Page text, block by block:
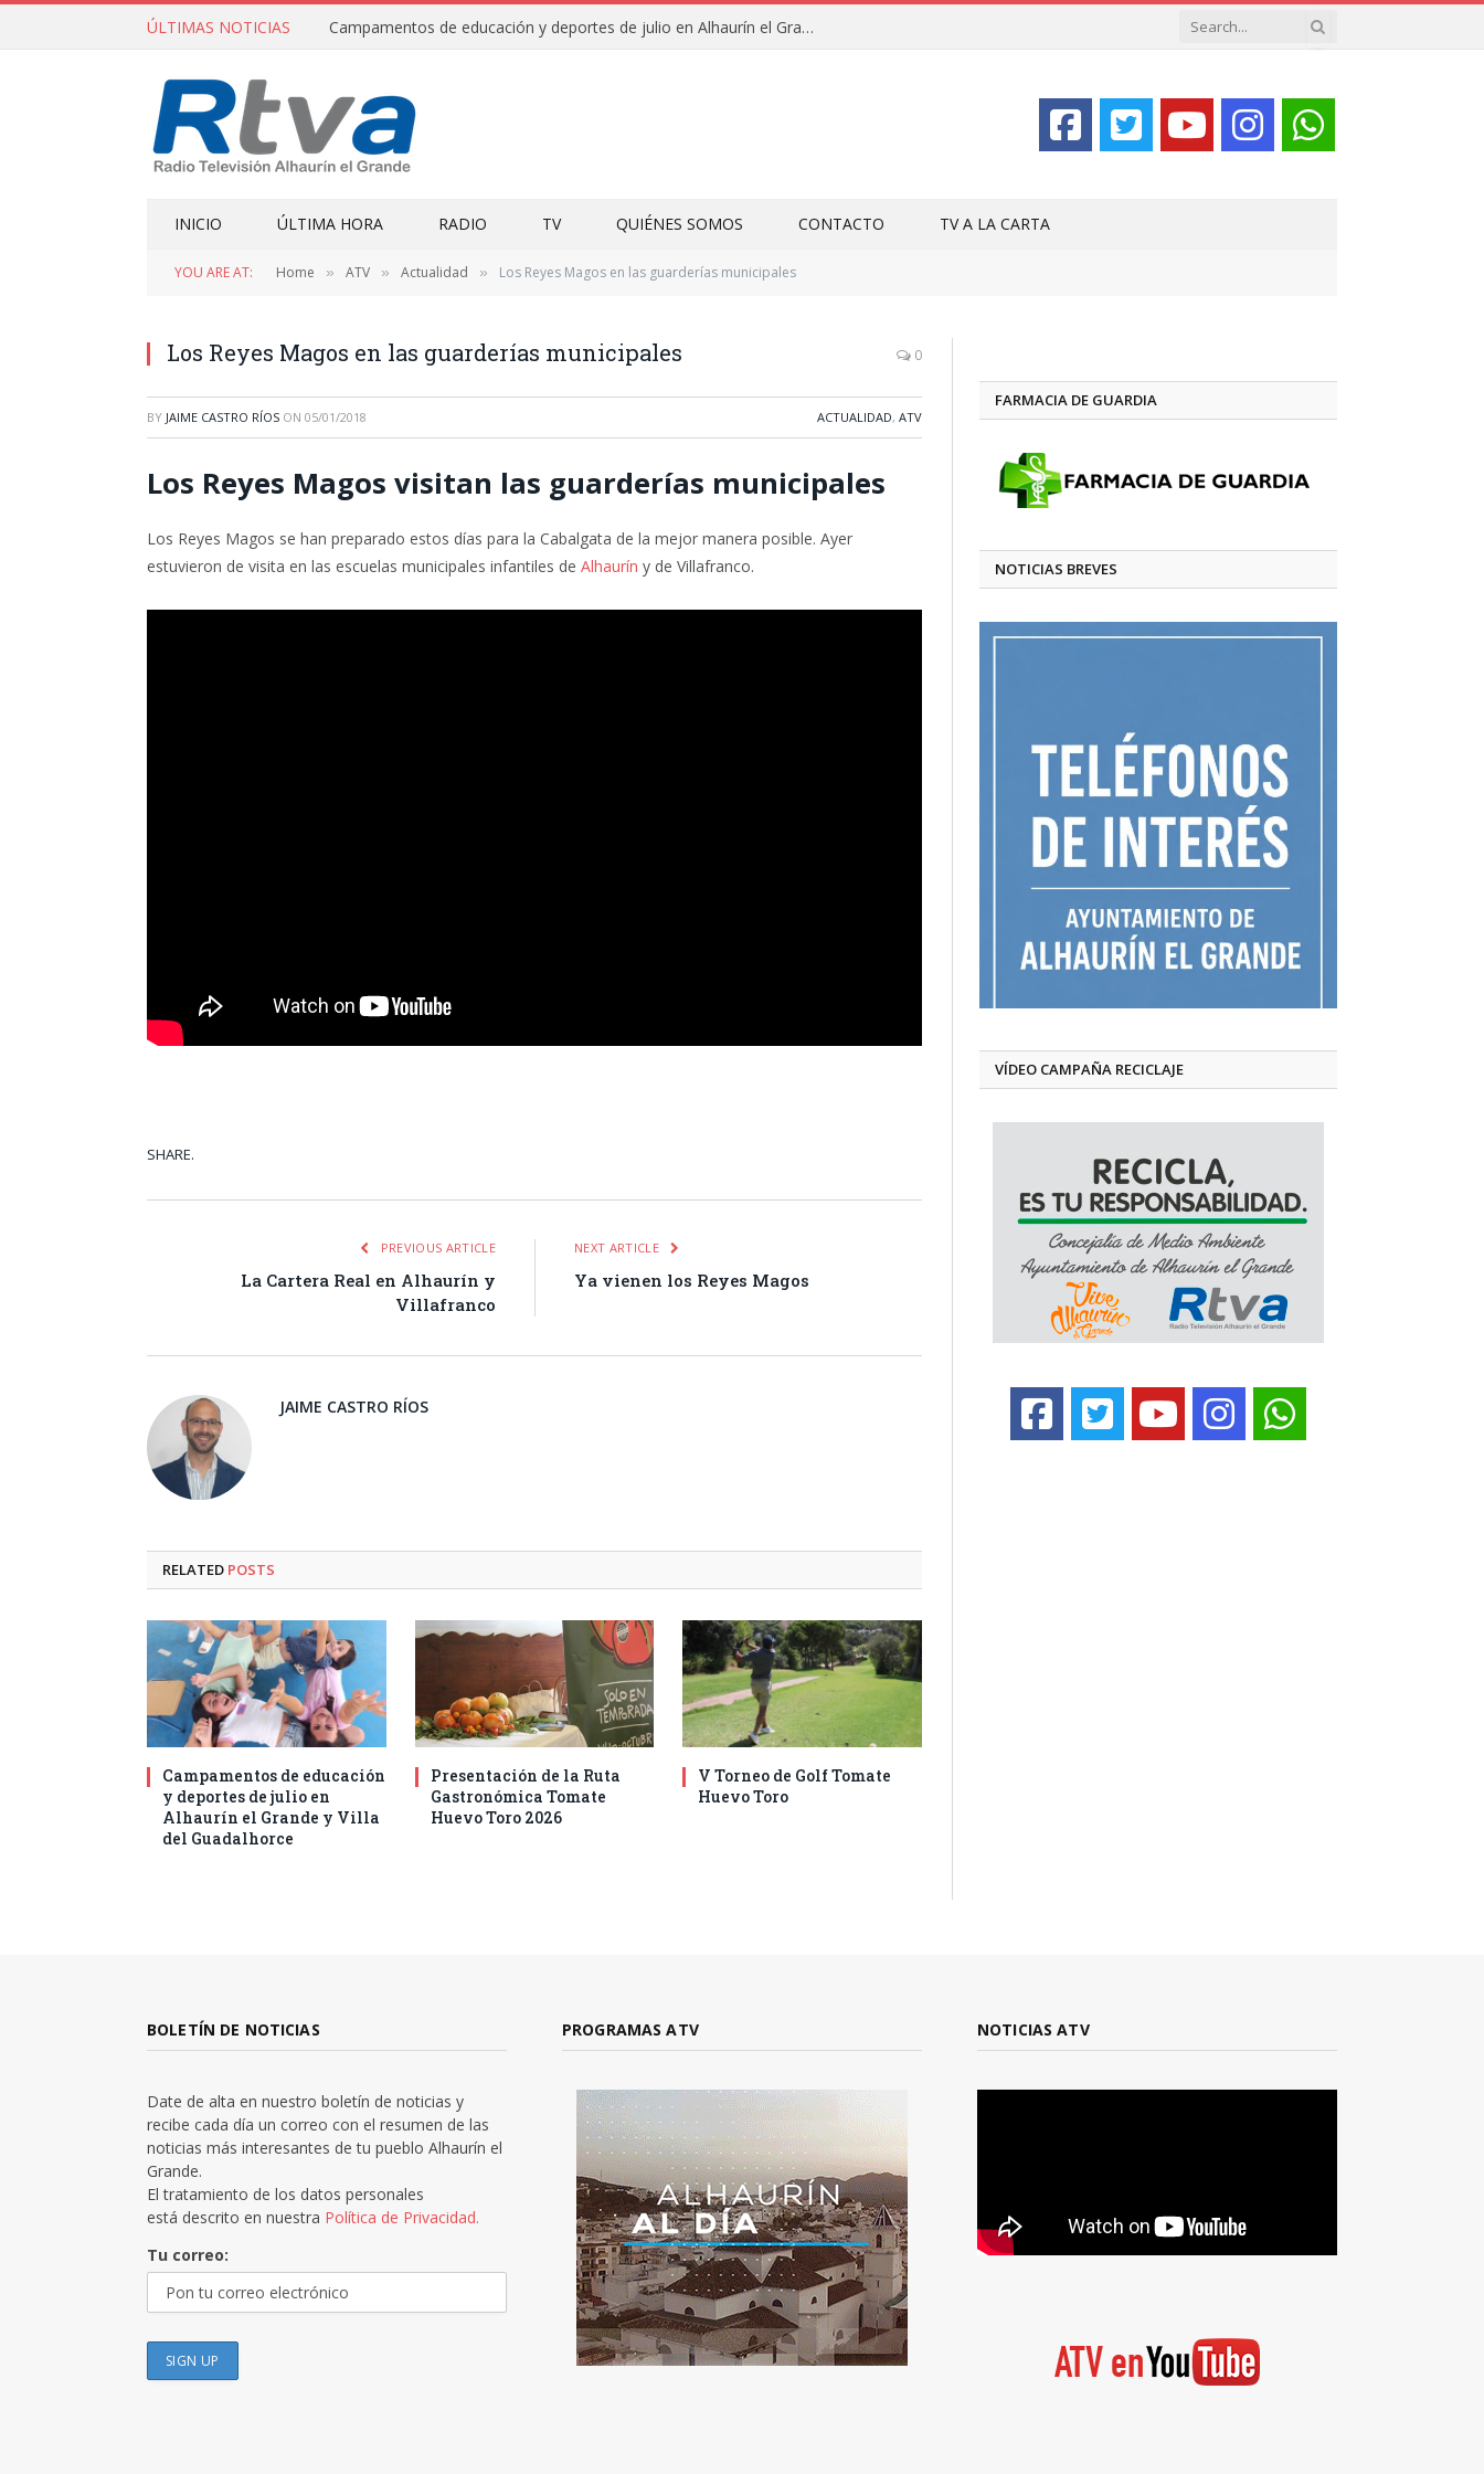
ÚLTIMAS NOTICIAS Campamentos de educación y deportes de julio en Alhaurín el Grande y Villa del Guadalhorce
INICIO ÚLTIMA HORA RADIO TV QUIÉNES SOMOS CONTACTO TV A LA CARTA
YOU ARE AT: Home » ATV » Actualidad » Los Reyes Magos en las guarderías municipales
Los Reyes Magos en las guarderías municipales 0
BY JAIME CASTRO RÍOS ON 05/01/2018 ACTUALIDAD, ATV
Los Reyes Magos visitan las guarderías municipales
Los Reyes Magos se han preparado estos días para la Cabalgata de la mejor manera posible. Ayer
estuvieron de visita en las escuelas municipales infantiles de Alhaurín y de Villafranco.
SHARE.
PREVIOUS ARTICLE
La Cartera Real en Alhaurín y
Villafranco
NEXT ARTICLE
Ya vienen los Reyes Magos
JAIME CASTRO RÍOS
RELATED POSTS
Campamentos de educación
y deportes de julio en
Alhaurín el Grande y Villa
del Guadalhorce
Presentación de la Ruta
Gastronómica Tomate
Huevo Toro 2026
V Torneo de Golf Tomate
Huevo Toro
FARMACIA DE GUARDIA
NOTICIAS BREVES
VÍDEO CAMPAÑA RECICLAJE
BOLETÍN DE NOTICIAS
Date de alta en nuestro boletín de noticias y
recibe cada día un correo con el resumen de las
noticias más interesantes de tu pueblo Alhaurín el
Grande.
El tratamiento de los datos personales
está descrito en nuestra Política de Privacidad.
Tu correo:
PROGRAMAS ATV NOTICIAS ATV